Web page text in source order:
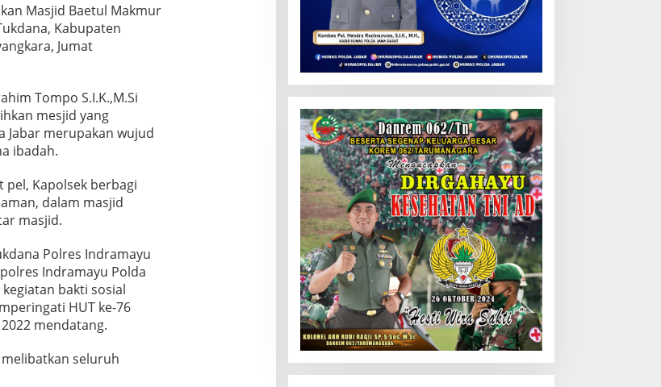
Masjid Baetul Makmur
Kabupaten
Jumat
Tompo S.I.K.,M.Si
mesjid yang
Jabar merupakan wujud
ibadah.
Kapolsek berbagi
dalam masjid
masjid.
Polres Indramayu
Indramayu Polda
kegiatan bakti sosial
HUT ke-76
mendatang.
seluruh